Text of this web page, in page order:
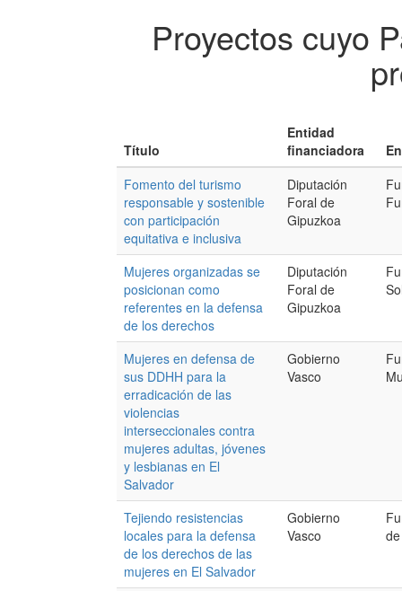
Proyectos cuyo
Título
Entidad
financiadora
Fomento del turismo
responsable y sostenible
con participación
equitativa e inclusiva
Diputación
Foral de
Gipuzkoa
Mujeres organizadas se
posicionan como
referentes en la defensa
de los derechos
Diputación
Foral de
Gipuzkoa
Mujeres en defensa de
sus DDHH para la
erradicación de las
violencias
interseccionales contra
mujeres adultas, jóvenes
y lesbianas en El
Salvador
Gobierno
Vasco
Tejiendo resistencias
locales para la defensa
de los derechos de las
mujeres en El Salvador
Gobierno
Vasco